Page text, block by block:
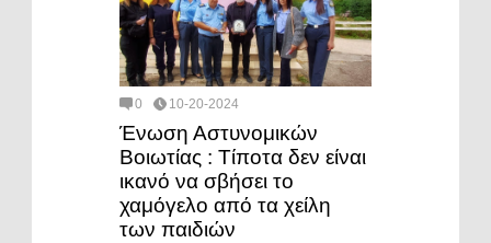
0 10-20-2024
Ένωση Αστυνομικών
Βοιωτίας : Τίποτα δεν είναι
ικανό να σβήσει το
χαμόγελο από τα χείλη
των παιδιών